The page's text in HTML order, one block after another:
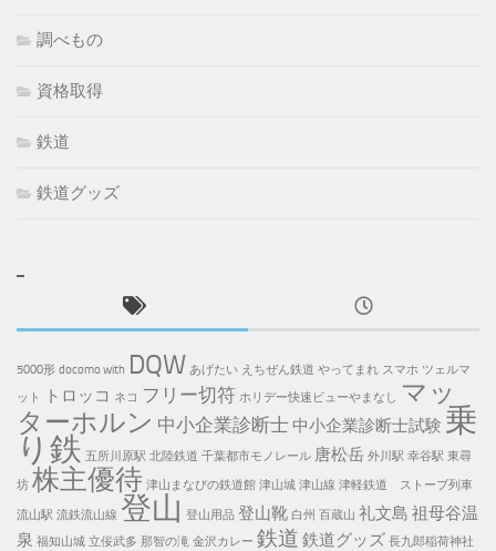
調べもの
資格取得
鉄道
鉄道グッズ
5000形 docomo with DQW あげたい えちぜん鉄道 やってまれ スマホ ツェルマ
ット
トロッコ ネコ フリー切符 ホリデー快速ビューやまなし マッ
ターホルン 中小企業診断士 中小企業診断士試験 乗
り鉄 五所川原駅 北陸鉄道 千葉都市モノレール 唐松岳 外川駅 幸谷駅 東尋
坊 株主優待 津山まなびの鉄道館 津山城 津山線 津軽鉄道 ストーブ列車
流山駅 流鉄流山線 登山 登山用品 登山靴 白州 百蔵山 礼文島 祖母谷温
泉 福知山城 立佞武多 那智の滝 金沢カレー 鉄道 鉄道グッズ 長九郎稲荷神社